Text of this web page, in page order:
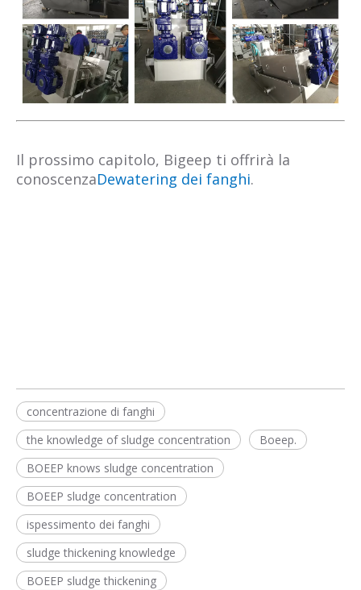
Il prossimo capitolo, Bigeep ti offrirà la
conoscenzaDewatering dei fanghi.
concentrazione di fanghi
the knowledge of sludge concentration
Boeep.
BOEEP knows sludge concentration
BOEEP sludge concentration
ispessimento dei fanghi
sludge thickening knowledge
BOEEP sludge thickening